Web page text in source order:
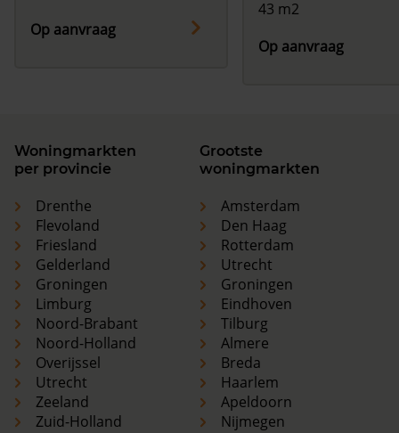
Op aanvraag
43 m2
Op aanvraag
Woningmarkten
per provincie
Drenthe
Flevoland
Friesland
Gelderland
Groningen
Limburg
Noord-Brabant
Noord-Holland
Overijssel
Utrecht
Zeeland
Zuid-Holland
Grootste
woningmarkten
Amsterdam
Den Haag
Rotterdam
Utrecht
Groningen
Eindhoven
Tilburg
Almere
Breda
Haarlem
Apeldoorn
Nijmegen